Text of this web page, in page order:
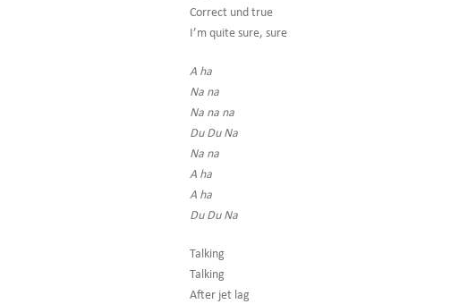
Correct und true
I’m quite sure, sure
A ha
Na na
Na na na
Du Du Na
Na na
A ha
A ha
Du Du Na
Talking
Talking
After jet lag